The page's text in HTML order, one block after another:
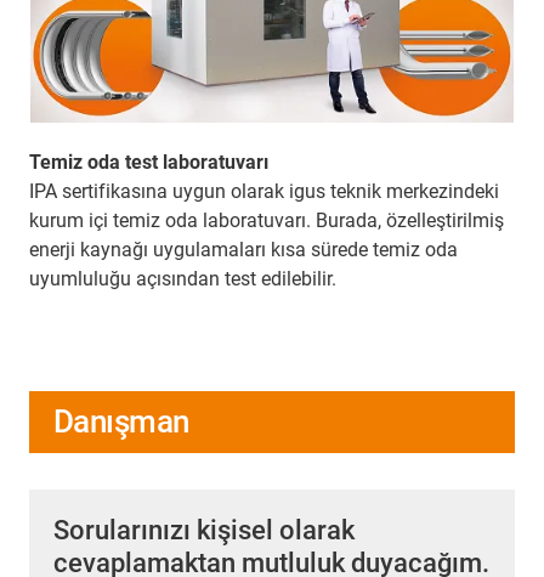
Temiz oda test laboratuvarı
IPA sertifikasına uygun olarak igus teknik merkezindeki
kurum içi temiz oda laboratuvarı. Burada, özelleştirilmiş
enerji kaynağı uygulamaları kısa sürede temiz oda
uyumluluğu açısından test edilebilir.
Danışman
Sorularınızı kişisel olarak
cevaplamaktan mutluluk duyacağım.